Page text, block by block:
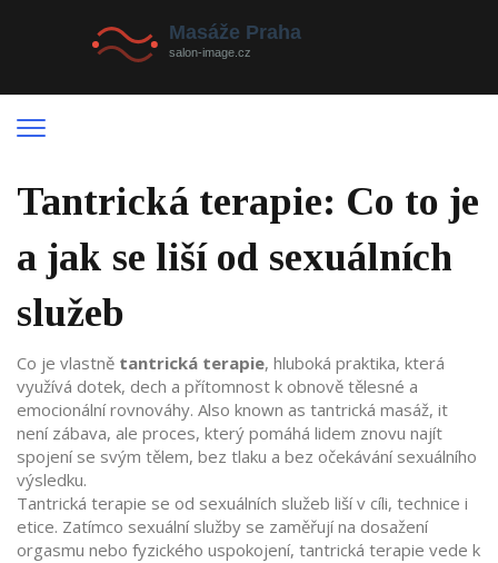
Tantrická terapie: Co to je
a jak se liší od sexuálních
služeb
Co je vlastně tantrická terapie, hluboká praktika, která
využívá dotek, dech a přítomnost k obnově tělesné a
emocionální rovnováhy. Also known as tantrická masáž, it
není zábava, ale proces, který pomáhá lidem znovu najít
spojení se svým tělem, bez tlaku a bez očekávání sexuálního
výsledku.
Tantrická terapie se od sexuálních služeb liší v cíli, technice i
etice. Zatímco sexuální služby se zaměřují na dosažení
orgasmu nebo fyzického uspokojení, tantrická terapie vede k